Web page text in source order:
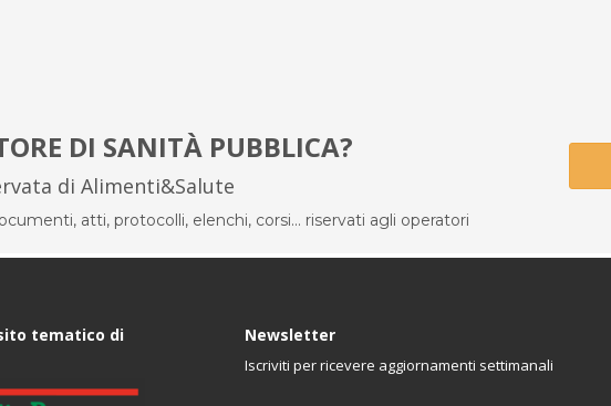
DI SANITÀ PUBBLICA?
di Alimenti&Salute
atti, protocolli, elenchi, corsi... riservati agli operatori
tematico di Newsletter
Iscriviti per ricevere aggiornamenti settimanali